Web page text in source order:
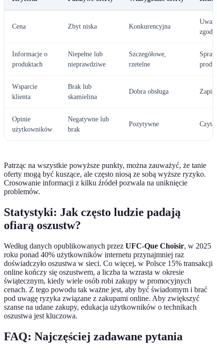
Cena Zbyt niska Konkurencyjna
Informacje o
produktach
Niepełne lub
nieprawdziwe
Szczegółowe,
rzetelne
Wsparcie
klienta
Brak lub
skamielina
Dobra obsługa
Opinie
użytkowników
Negatywne lub
brak
Pozytywne
Patrząc na wszystkie powyższe punkty, można zauważyć, że tanie
oferty mogą być kuszące, ale często niosą ze sobą wyższe ryzyko.
Crosowanie informacji z kilku źródeł pozwala na uniknięcie
problemów.
Statystyki: Jak często ludzie padają
ofiarą oszustw?
Według danych opublikowanych przez UFC-Que Choisir, w 2025
roku ponad 40% użytkowników internetu przynajmniej raz
doświadczyło oszustwa w sieci. Co więcej, w Polsce 15% transakcji
online kończy się oszustwem, a liczba ta wzrasta w okresie
świątecznym, kiedy wiele osób robi zakupy w promocyjnych
cenach. Z tego powodu tak ważne jest, aby być świadomym i brać
pod uwagę ryzyka związane z zakupami online. Aby zwiększyć
szanse na udane zakupy, edukacja użytkowników o technikach
oszustwa jest kluczowa.
FAQ: Najczęściej zadawane pytania